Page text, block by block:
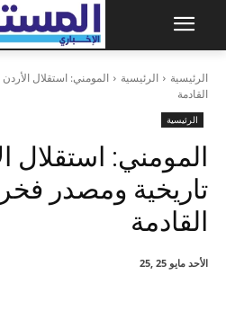
الرئيسية الرئيسية
المومني: استقلال
القادمة
الرئيسية
المومني: استقلال
تاريخية ومصدر فخر
القادمة
الأحد مايو 25 ,25